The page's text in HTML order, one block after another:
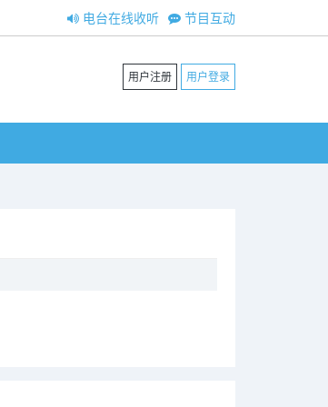
节目互动
电台在线收听
用户注册 用户登录